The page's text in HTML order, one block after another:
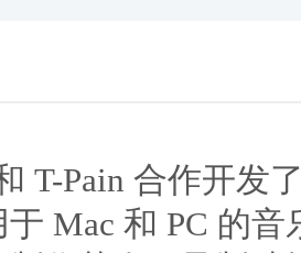
T-Pain 合作开发
Mac 和 PC 的